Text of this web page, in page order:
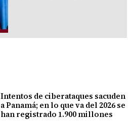
Intentos de ciberataques sacuden
a Panamá; en lo que va del 2026 se
han registrado 1.900 millones